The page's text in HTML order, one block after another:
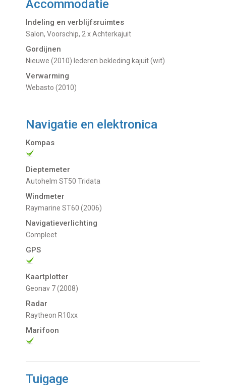
Accommodatie
Indeling en verblijfsruimtes
Salon, Voorschip, 2 x Achterkajuit
Gordijnen
Nieuwe (2010) lederen bekleding kajuit (wit)
Verwarming
Webasto (2010)
Navigatie en elektronica
Kompas
Dieptemeter
Autohelm ST50 Tridata
Windmeter
Raymarine ST60 (2006)
Navigatieverlichting
Compleet
GPS
Kaartplotter
Geonav 7 (2008)
Radar
Raytheon R10xx
Marifoon
Tuigage